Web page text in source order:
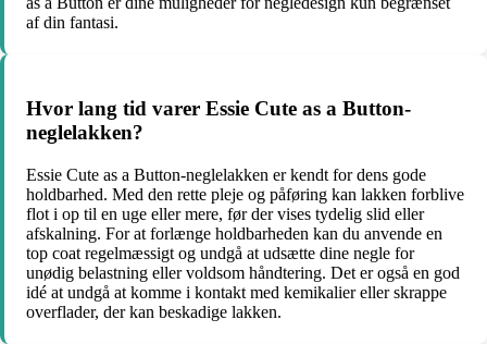
af din fantasi.
Hvor lang tid varer Essie Cute as a Button-
neglelakken?
Essie Cute as a Button-neglelakken er kendt for dens gode
holdbarhed. Med den rette pleje og påføring kan lakken forblive
flot i op til en uge eller mere, før der vises tydelig slid eller
afskalning. For at forlænge holdbarheden kan du anvende en
top coat regelmæssigt og undgå at udsætte dine negle for
unødig belastning eller voldsom håndtering. Det er også en god
idé at undgå at komme i kontakt med kemikalier eller skrappe
overflader, der kan beskadige lakken.